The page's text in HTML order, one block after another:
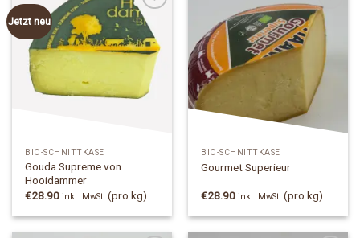
Jetzt neu
Add to
Wishlist
BIO-SCHNITTKÄSE
Gouda Supreme von
Hooidammer
€28.90 inkl. MwSt. (pro kg)
Wishlist
BIO-SCHNITTKÄSE
Gourmet Superieur
€28.90 inkl. MwSt. (pro kg)